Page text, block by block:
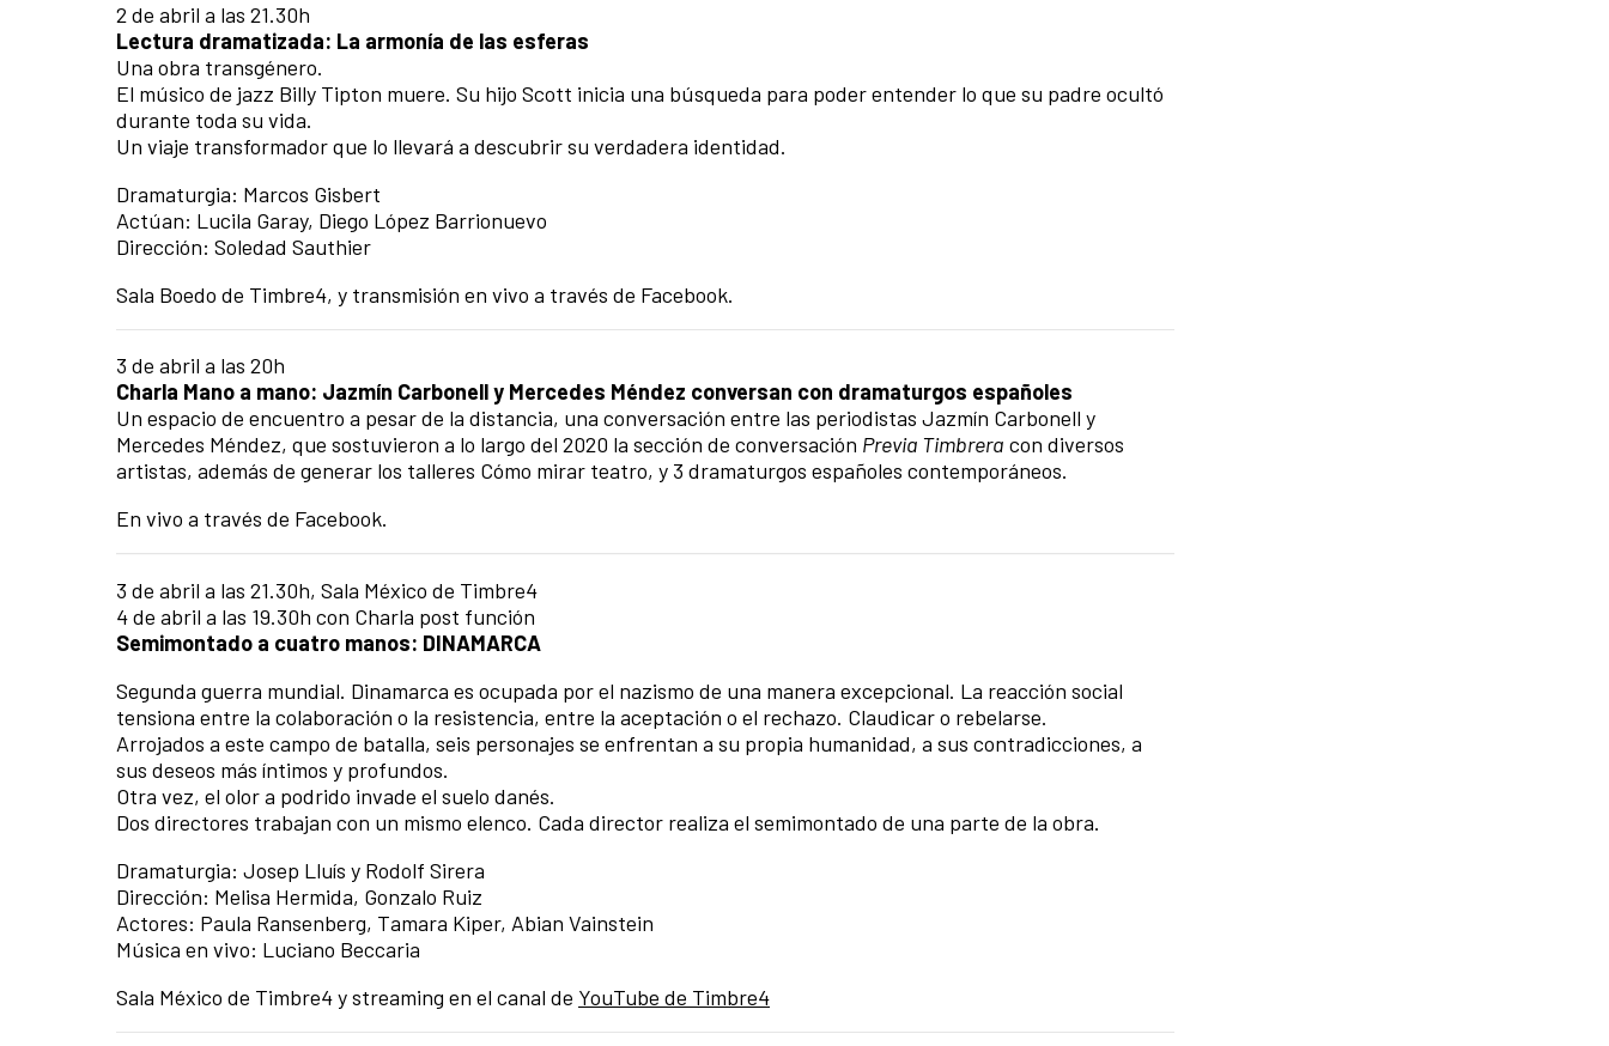
2 de abril a las 21.30h
Lectura dramatizada: La armonía de las esferas
Una obra transgénero.
El músico de jazz Billy Tipton muere. Su hijo Scott inicia una búsqueda para poder entender lo que su padre ocultó
durante toda su vida.
Un viaje transformador que lo llevará a descubrir su verdadera identidad.
Dramaturgia: Marcos Gisbert
Actúan: Lucila Garay, Diego López Barrionuevo
Dirección: Soledad Sauthier
Sala Boedo de Timbre4, y transmisión en vivo a través de Facebook.
3 de abril a las 20h
Charla Mano a mano: Jazmín Carbonell y Mercedes Méndez conversan con dramaturgos españoles
Un espacio de encuentro a pesar de la distancia, una conversación entre las periodistas Jazmín Carbonell y
Mercedes Méndez, que sostuvieron a lo largo del 2020 la sección de conversación Previa Timbrera con diversos
artistas, además de generar los talleres Cómo mirar teatro, y 3 dramaturgos españoles contemporáneos.
En vivo a través de Facebook.
3 de abril a las 21.30h, Sala México de Timbre4
4 de abril a las 19.30h con Charla post función
Semimontado a cuatro manos: DINAMARCA
Segunda guerra mundial. Dinamarca es ocupada por el nazismo de una manera excepcional. La reacción social
tensiona entre la colaboración o la resistencia, entre la aceptación o el rechazo. Claudicar o rebelarse.
Arrojados a este campo de batalla, seis personajes se enfrentan a su propia humanidad, a sus contradicciones, a
sus deseos más íntimos y profundos.
Otra vez, el olor a podrido invade el suelo danés.
Dos directores trabajan con un mismo elenco. Cada director realiza el semimontado de una parte de la obra.
Dramaturgia: Josep Lluís y Rodolf Sirera
Dirección: Melisa Hermida, Gonzalo Ruiz
Actores: Paula Ransenberg, Tamara Kiper, Abian Vainstein
Música en vivo: Luciano Beccaria
Sala México de Timbre4 y streaming en el canal de YouTube de Timbre4